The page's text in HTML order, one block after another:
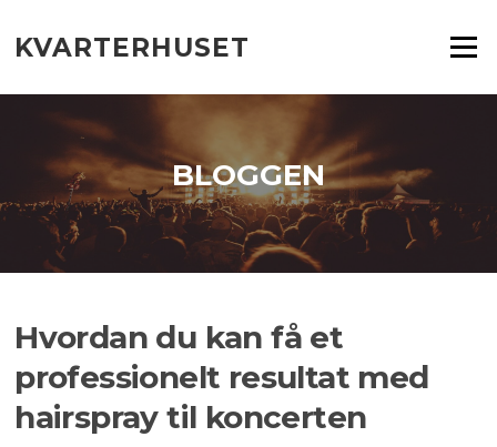
indhold
KVARTERHUSET Menu
BLOGGEN
Hvordan du kan få et
professionelt resultat med
hairspray til koncerten